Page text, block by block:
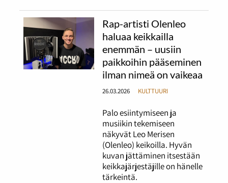
Rap-artisti Olenleo
haluaa keikkailla
enemmän – uusiin
paikkoihin pääseminen
ilman nimeä on vaikeaa
26.03.2026 KULTTUURI
Palo esiintymiseen ja
musiikin tekemiseen
näkyvät Leo Merisen
(Olenleo) keikoilla. Hyvän
kuvan jättäminen itsestään
keikkajärjestäjille on hänelle
tärkeintä.